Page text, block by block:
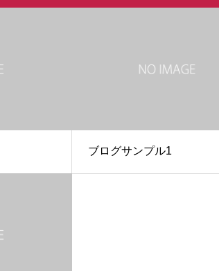
ブログサンプル1